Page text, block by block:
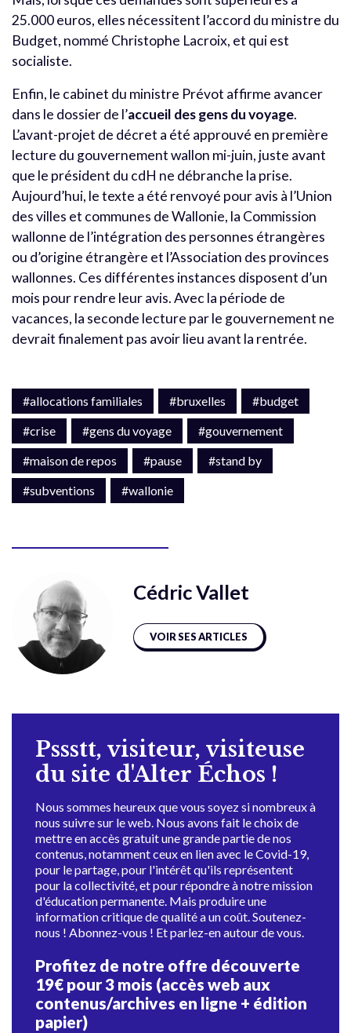
25.000 euros, elles nécessitent l’accord du ministre du
Budget, nommé Christophe Lacroix, et qui est
socialiste.
Enfin, le cabinet du ministre Prévot affirme avancer
dans le dossier de l’accueil des gens du voyage.
L’avant-projet de décret a été approuvé en première
lecture du gouvernement wallon mi-juin, juste avant
que le président du cdH ne débranche la prise.
Aujourd’hui, le texte a été renvoyé pour avis à l’Union
des villes et communes de Wallonie, la Commission
wallonne de l’intégration des personnes étrangères
ou d’origine étrangère et l’Association des provinces
wallonnes. Ces différentes instances disposent d’un
mois pour rendre leur avis. Avec la période de
vacances, la seconde lecture par le gouvernement ne
devrait finalement pas avoir lieu avant la rentrée.
#allocations familiales #bruxelles
#budget
#crise
#gens du voyage
#gouvernement
#maison de repos
#pause
#stand by
#subventions
#wallonie
Cédric Vallet
VOIR SES ARTICLES
Pssstt, visiteur, visiteuse
du site d'Alter Échos !
Nous sommes heureux que vous soyez si nombreux à
nous suivre sur le web. Nous avons fait le choix de
mettre en accès gratuit une grande partie de nos
contenus, notamment ceux en lien avec le Covid-19,
pour le partage, pour l'intérêt qu'ils représentent
pour la collectivité, et pour répondre à notre mission
d'éducation permanente. Mais produire une
information critique de qualité a un coût. Soutenez-
nous ! Abonnez-vous ! Et parlez-en autour de vous.
Profitez de notre offre découverte
19€ pour 3 mois (accès web aux
contenus/archives en ligne + édition
papier)